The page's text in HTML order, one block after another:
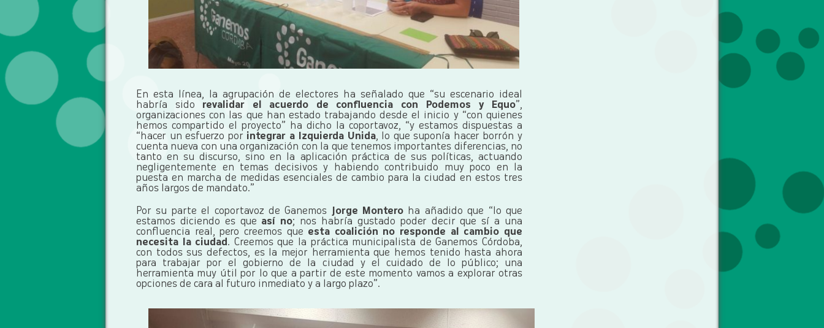
En esta línea, la agrupación de electores ha señalado que “su escenario ideal
habría sido revalidar el acuerdo de confluencia con Podemos y Equo”,
organizaciones con las que han estado trabajando desde el inicio y “con quienes
hemos compartido el proyecto” ha dicho la coportavoz, “y estamos dispuestas a
“hacer un esfuerzo por integrar a Izquierda Unida, lo que suponía hacer borrón y
cuenta nueva con una organización con la que tenemos importantes diferencias, no
tanto en su discurso, sino en la aplicación práctica de sus políticas, actuando
negligentemente en temas decisivos y habiendo contribuido muy poco en la
puesta en marcha de medidas esenciales de cambio para la ciudad en estos tres
años largos de mandato.”
Por su parte el coportavoz de Ganemos Jorge Montero ha añadido que “lo que
estamos diciendo es que así no; nos habría gustado poder decir que sí a una
confluencia real, pero creemos que esta coalición no responde al cambio que
necesita la ciudad . Creemos que la práctica municipalista de Ganemos Córdoba,
con todos sus defectos, es la mejor herramienta que hemos tenido hasta ahora
para trabajar por el gobierno de la ciudad y el cuidado de lo público; una
herramienta muy útil por lo que a partir de este momento vamos a explorar otras
opciones de cara al futuro inmediato y a largo plazo”.